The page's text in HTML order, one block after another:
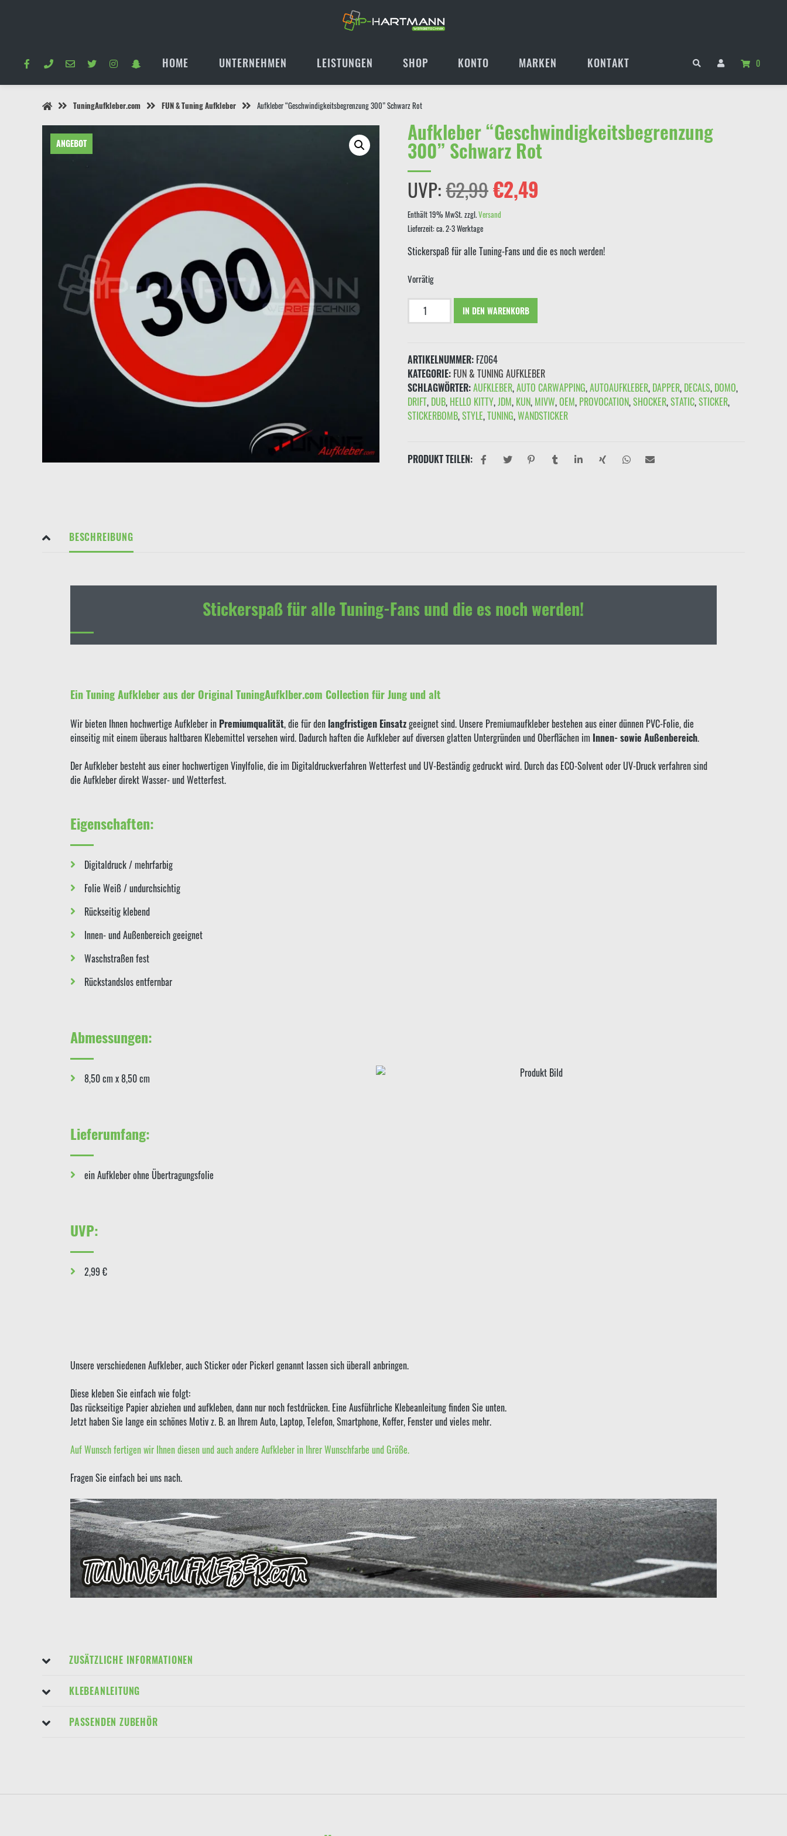
HOME UNTERNEHMEN LEISTUNGEN SHOP KONTO MARKEN KONTAKT 0
TuningAufkleber.com FUN & Tuning Aufkleber Aufkleber “Geschwindigkeitsbegrenzung 300” Schwarz Rot
ANGEBOT Aufkleber “Geschwindigkeitsbegrenzung
300” Schwarz Rot
UVP:€2,99Ursprünglicher
Preis
war:
€2,49
ist:
Enthält 19% MwSt. zzgl.Versand
Lieferzeit: ca. 2-3 Werktage
Stickerspaß für alle Tuning-Fans und die es noch werden!
Vorrätig
Aufkleber
"Geschwindigkeitsbegrenzung
Rot
Menge
IN DEN WARENKORB
ARTIKELNUMMER: FZ064
KATEGORIE: FUN & TUNING AUFKLEBER
SCHLAGWÖRTER:AUFKLEBER,AUTO CARWAPPING,AUTOAUFKLEBER, DAPPER, DECALS, DOMO,
DRIFT, DUB, HELLO KITTY,JDM, KUN, MIVW,OEM, PROVOCATION,SHOCKER,STATIC,STICKER,
STICKERBOMB,STYLE,TUNING,WANDSTICKER
PRODUKT TEILEN:
BESCHREIBUNG
Stickerspaß für alle Tuning-Fans und die es noch werden!
Ein Tuning Aufkleber aus der Original TuningAufklber.com Collection für Jung und alt
Wir bieten Ihnen hochwertige Aufkleber in Premiumqualität, die für den langfristigen Einsatzgeeignet sind. Unsere Premiumaufkleber bestehen aus einer dünnen PVC-Folie, die
einseitig mit einem überaus haltbaren Klebemittel versehen wird. Dadurch haften die Aufkleber auf diversen glatten Untergründen und Oberflächen im Innen- sowie Außenbereich.
Der Aufkleber besteht aus einer hochwertigen Vinylfolie, die im Digitaldruckverfahren Wetterfest und UV-Beständig gedruckt wird. Durch das ECO-Solvent oder UV-Druck verfahren sind
die Aufkleber direkt Wasser- und Wetterfest.
Eigenschaften:
Digitaldruck / mehrfarbig
Folie Weiß / undurchsichtig
Rückseitig klebend
Innen- und Außenbereich geeignet
Waschstraßen fest
Rückstandslos entfernbar
Abmessungen:
8,50 cm x 8,50 cm
Lieferumfang:
ein Aufkleber ohne Übertragungsfolie
UVP:
2,99 €
Unsere verschiedenen Aufkleber, auch Sticker oder Pickerl genannt lassen sich überall anbringen.
Diese kleben Sie einfach wie folgt:
Das rückseitige Papier abziehen und aufkleben, dann nur noch festdrücken. Eine Ausführliche Klebeanleitung finden Sie unten.
Jetzt haben Sie lange ein schönes Motiv z. B. an Ihrem Auto, Laptop, Telefon, Smartphone, Koffer, Fenster und vieles mehr.
Auf Wunsch fertigen wir Ihnen diesen und auch andere Aufkleber in Ihrer Wunschfarbe und Größe.
Fragen Sie einfach bei uns nach.
ZUSÄTZLICHE INFORMATIONEN
KLEBEANLEITUNG
PASSENDEN ZUBEHÖR